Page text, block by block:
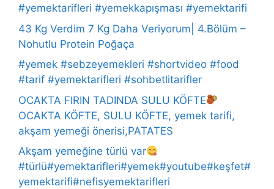
#yemektarifleri #yemekkapışması #yemektarifi
43 Kg Verdim 7 Kg Daha Veriyorum| 4.Bölüm –
Nohutlu Protein Poğaça
#yemek #sebzeyemekleri #shortvideo #food
#tarif #yemektarifleri #sohbetlitarifler
OCAKTA FIRIN TADINDA SULU KÖFTE
OCAKTA KÖFTE, SULU KÖFTE, yemek tarifi,
akşam yemeği önerisi,PATATES
Akşam yemeğine türlü var
#türlü#yemektarifleri#yemek#youtube#keşfet#
yemektarifi#nefisyemektarifleri